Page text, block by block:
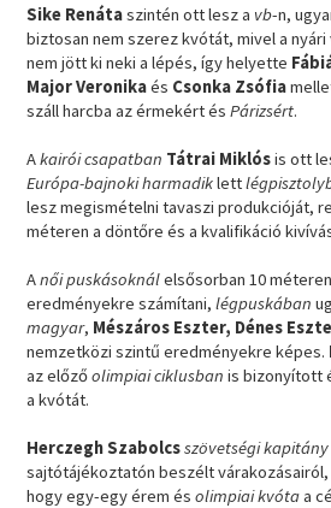
Sike Renátaszintén ott lesz a vb-n,
biztosan nem szerez kvótát, mivel a
nem jött ki neki a lépés, így helyette
Major Veronikaés Csonka Zsófia
száll harcba az érmekért ésPárizsért.
Akairói csapatban Tátrai Miklósis ott
Európa-bajnoki harmadiklett
lesz megismételni tavaszi produkcióját,
méteren a döntőre és a kvalifikáció
Anői puskásoknálelsősorban 10
eredményekre számítani,légpuskában
magyar, Mészáros Eszter, Dénes
nemzetközi szintű eredményekre képes.
az előzőolimpiai ciklusban is bizonyított
a kvótát.
Herczegh Szabolcsszövetségi kapitány
sajtótájékoztatón beszélt
hogy egy-egy érem ésolimpiai kvótaa